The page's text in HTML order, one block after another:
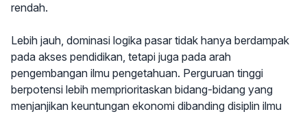
rendah.
Lebih jauh, dominasi logika pasar tidak hanya berdampak
pada akses pendidikan, tetapi juga pada arah
pengembangan ilmu pengetahuan. Perguruan tinggi
berpotensi lebih memprioritaskan bidang-bidang yang
menjanjikan keuntungan ekonomi dibanding disiplin ilmu